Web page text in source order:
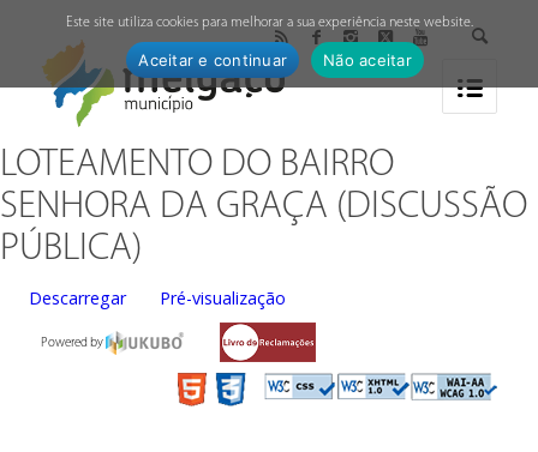
LOTEAMENTO DO BAIRRO
SENHORA DA GRAÇA (DISCUSSÃO
PÚBLICA)
Descarregar Pré-visualização
Powered by
Este site utiliza cookies para melhorar a sua experiência neste website.
Aceitar e continuar Não aceitar